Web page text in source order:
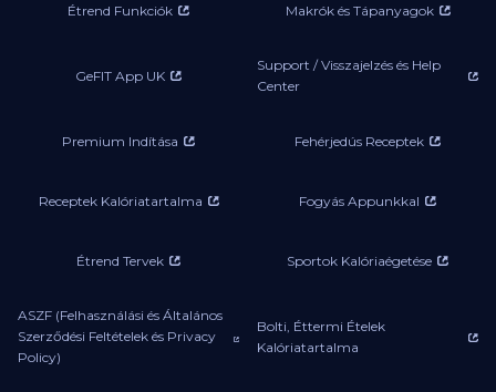
Étrend Funkciók Makrók és Tápanyagok
GeFIT App UK
Support / Visszajelzés és Help
Center
Premium Indítása Fehérjedús Receptek
Receptek Kalóriatartalma Fogyás Appunkkal
Étrend Tervek Sportok Kalóriaégetése
ASZF (Felhasználási és Általános
Szerződési Feltételek és Privacy
Policy)
Bolti, Éttermi Ételek
Kalóriatartalma